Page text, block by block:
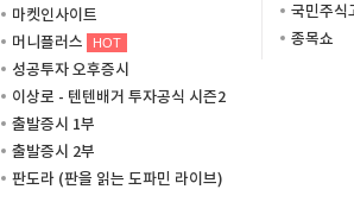
마켓인사이트
머니플러스
HOT
성공투자 오후증시
이상로 - 텐텐배거 투자공식 시즌2
출발증시 1부
출발증시 2부
판도라 (판을 읽는 도파민 라이브)
국민주식
종목쇼